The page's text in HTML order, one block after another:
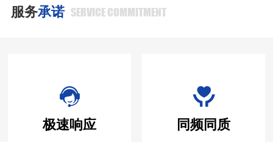
服务承诺 SERVICE COMMITMENT
极速响应 同频同质